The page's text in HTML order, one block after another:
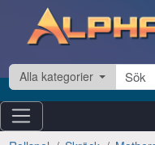
Hoppa till innehåll
Alla kategorier